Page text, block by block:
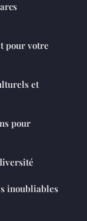
pour votre
et
pour
inoubliables